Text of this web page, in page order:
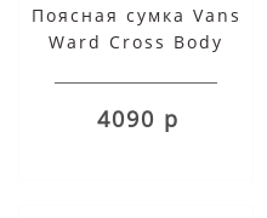
Поясная сумка Vans
Ward Cross Body
4090 р